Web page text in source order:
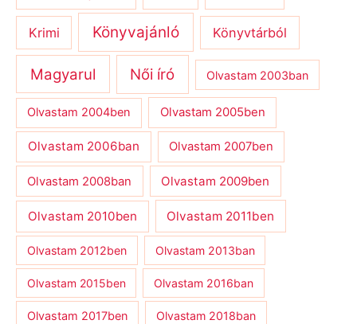
Krimi Könyvajánló Könyvtárból
Magyarul Női író Olvastam 2003ban
Olvastam 2004ben Olvastam 2005ben
Olvastam 2006ban Olvastam 2007ben
Olvastam 2008ban Olvastam 2009ben
Olvastam 2010ben Olvastam 2011ben
Olvastam 2012ben Olvastam 2013ban
Olvastam 2015ben Olvastam 2016ban
Olvastam 2017ben Olvastam 2018ban